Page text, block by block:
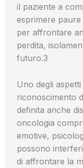
il paziente a
esprimere
per affrontare
perdita,
futuro.3
Uno degli
riconoscimento
definita anche
oncologia
emotive,
possono
di affrontare la